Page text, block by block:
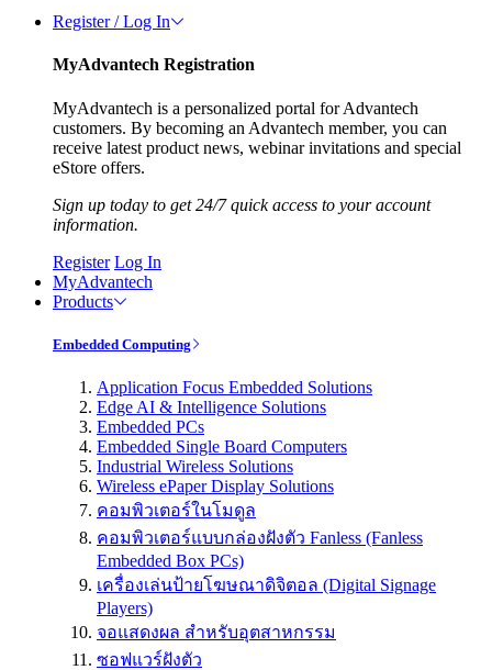
Register / Log In
MyAdvantech Registration
MyAdvantech is a personalized portal for Advantech
customers. By becoming an Advantech member, you can
receive latest product news, webinar invitations and special
eStore offers.
Sign up today to get 24/7 quick access to your account
information.
Register Log In
MyAdvantech
Products
Embedded Computing
Application Focus Embedded Solutions
Edge AI & Intelligence Solutions
Embedded PCs
Embedded Single Board Computers
Industrial Wireless Solutions
Wireless ePaper Display Solutions
คอมพิวเตอร์ในโมดูล
คอมพิวเตอร์แบบกล่องฝังตัว Fanless (Fanless
Embedded Box PCs)
เครื่องเล่นป้ายโฆษณาดิจิตอล (Digital Signage
Players)
จอแสดงผล สำหรับอุตสาหกรรม
ซอฟแวร์ฝังตัว